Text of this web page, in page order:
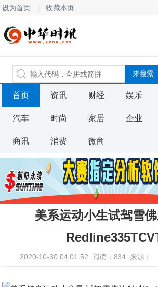
设为首页 收藏本页
首页 资讯 财经 娱乐
汽车 时尚 家居 企业
商讯 消费 微商
美系运动小生试驾雪
2020-10-30 04:01:52 阅读：834 来源：